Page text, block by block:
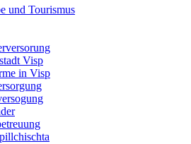
und Tourismus
Visp
in Visp